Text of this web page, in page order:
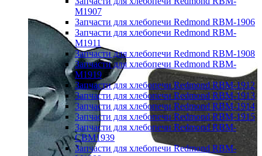
M1907
Запчасти для хлебопечи Redmond RBM-1906
Запчасти для хлебопечи Redmond RBM-
M1911
Запчасти для хлебопечи Redmond RBM-1908
Запчасти для хлебопечи Redmond RBM-
M1919
Запчасти для хлебопечи Redmond RBM-1912
Запчасти для хлебопечи Redmond RBM-1913
Запчасти для хлебопечи Redmond RBM-1914
Запчасти для хлебопечи Redmond RBM-1915
Запчасти для хлебопечи Redmond RBM-
CBM1939
Запчасти для хлебопечи Redmond RBM-